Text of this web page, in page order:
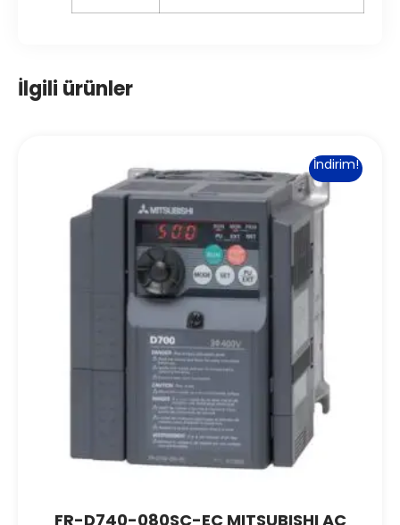
İlgili ürünler
İndirim!
FR-D740-080SC-EC MITSUBISHI AC